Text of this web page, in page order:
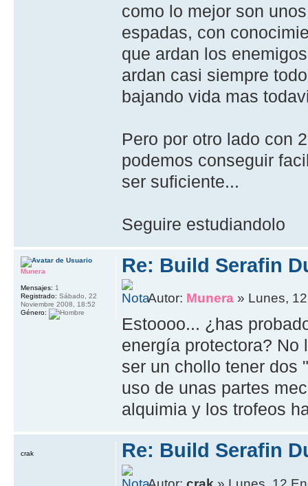
como lo mejor son
espadas, con
que ardan los
ardan casi siempre
bajando vida mas
Pero por otro lado con
podemos conseguir
ser suficiente...
Seguire estudiandolo
Re: Build Serafin
Autor: Munera » Lunes,
Estoooo... ¿has
energía protectora? No
ser un chollo tener dos
uso de unas partes
alquimia y los trofeos
Munera
Mensajes: 1
Registrado: Sábado, 22
Noviembre 2008, 18:52
Género:
Re: Build Serafin
crak